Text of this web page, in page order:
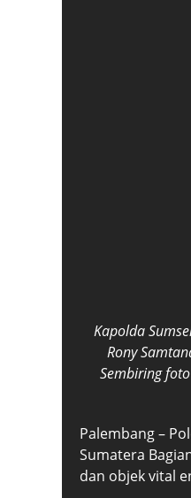
Kapolda
Rony
Sembiring
Palembang –
Sumatera
dan objek vital